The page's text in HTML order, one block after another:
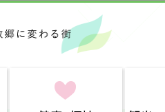
このページの本文へ